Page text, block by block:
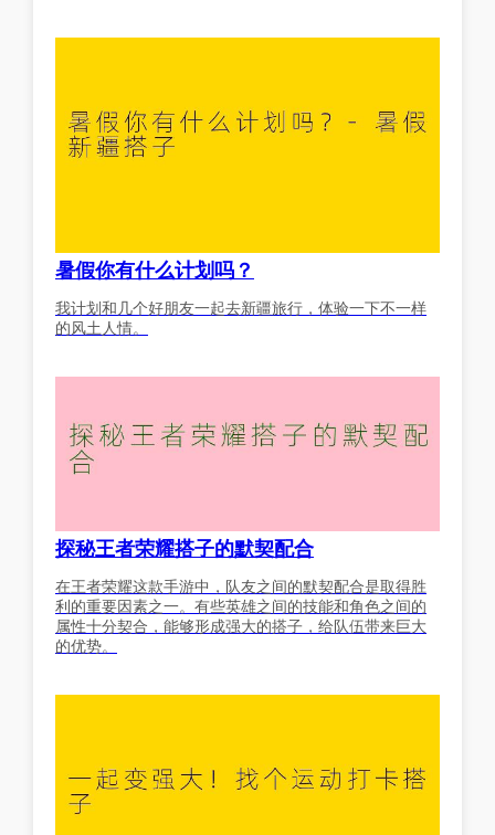
暑假你有什么计划吗？
我计划和几个好朋友一起去新疆旅行，体验一下不一样
的风土人情。
探秘王者荣耀搭子的默契配合
在王者荣耀这款手游中，队友之间的默契配合是取得胜
利的重要因素之一。有些英雄之间的技能和角色之间的
属性十分契合，能够形成强大的搭子，给队伍带来巨大
的优势。